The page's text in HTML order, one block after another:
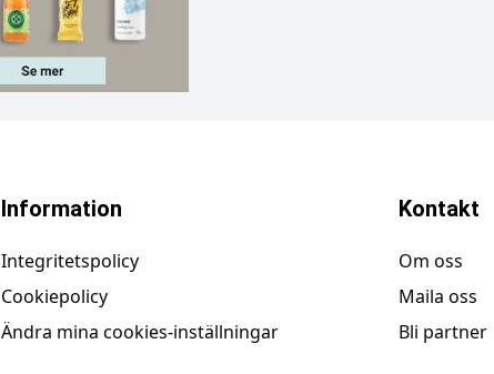
Information
Integritetspolicy
Cookiepolicy
Ändra mina cookies-inställningar
Kontakt
Om oss
Maila oss
Bli partner